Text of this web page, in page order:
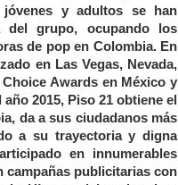
y adultos se han
del grupo, ocupando los
de pop en Colombia. En
en Las Vegas, Nevada,
Awards en México y
2015, Piso 21 obtiene el
da a sus ciudadanos más
a su trayectoria y digna
en innumerables
campañas publicitarias con